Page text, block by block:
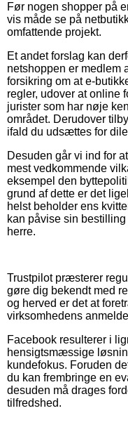
Før nogen shopper på
vis måde se på
omfattende projekt.
Et andet forslag kan
netshoppen er medlem
forsikring om at e-
regler, udover at online
jurister som har nøje
området. Derudover
ifald du udsættes for
Desuden går vi ind for
mest vedkommende
eksempel den
grund af dette er det
helst beholder ens
kan påvise sin
herre.
Trustpilot præsterer
gøre dig bekendt med
og herved er det at
virksomhedens
Facebook resulterer i
hensigtsmæssige
kundefokus. Foruden
du kan frembringe en
desuden må drages
tilfredshed.